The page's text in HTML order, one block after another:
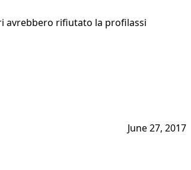
avrebbero rifiutato la profilassi
June 27, 2017